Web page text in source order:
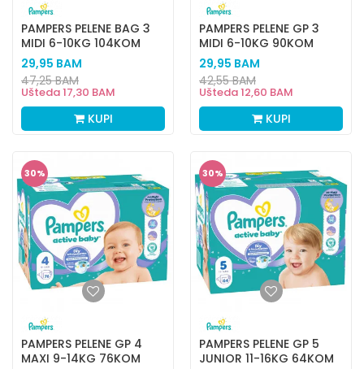
PAMPERS PELENE BAG 3
MIDI 6-10KG 104KOM
29,95 BAM
Ušteda17,30 BAM
47,25BAM
KUPI
PAMPERS PELENE GP 3
MIDI 6-10KG 90KOM
29,95 BAM
Ušteda12,60 BAM
42,55BAM
KUPI
30%
PAMPERS PELENE GP 4
MAXI 9-14KG 76KOM
30%
PAMPERS PELENE GP 5
JUNIOR 11-16KG 64KOM